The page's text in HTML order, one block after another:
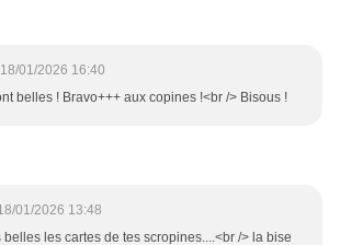
18/01/2026 16:40
belles ! Bravo+++ aux copines !<br /> Bisous !
01/2026 13:48
belles les cartes de tes scropines....<br /> la bise